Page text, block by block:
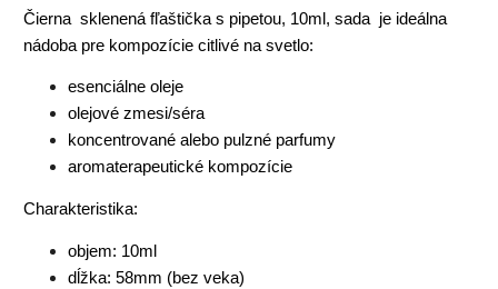
Čierna sklenená fľaštička s pipetou, 10ml, sada je ideálna
nádoba pre kompozície citlivé na svetlo:
esenciálne oleje
olejové zmesi/séra
koncentrované alebo pulzné parfumy
aromaterapeutické kompozície
Charakteristika:
objem: 10ml
dĺžka: 58mm (bez veka)